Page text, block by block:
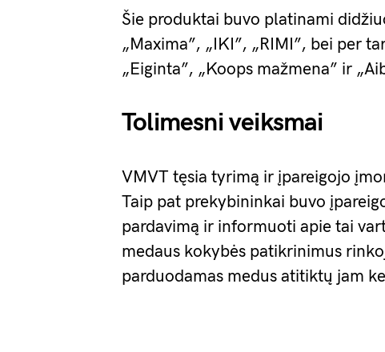
Šie produktai buvo platinami
„Maxima”, „IKI”, „RIMI”, bei per
„Eiginta”, „Koops mažmena” ir
Tolimesni veiksmai
VMVT tęsia tyrimą ir įpareigojo
Taip pat prekybininkai buvo
pardavimą ir informuoti apie tai
medaus kokybės patikrinimus
parduodamas medus atitiktų jam